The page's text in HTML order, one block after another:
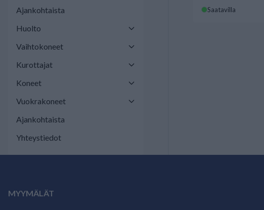
Ajankohtaista
Huolto
Vaihtokoneet
Kurottajat
Koneet
Vuokrakoneet
Ajankohtaista
Yhteystiedot
Saatavilla
MYYMÄLÄT